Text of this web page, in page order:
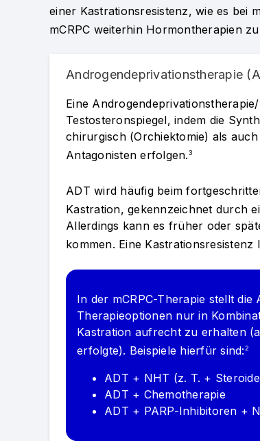
einer Kastrationsresistenz, wie es bei
mCRPC weiterhin Hormontherapien
Androgendeprivationstherapie
Eine
Testosteronspiegel, indem die
chirurgisch (Orchiektomie) als
Antagonisten erfolgen.3
ADT wird häufig beim
Kastration, gekennzeichnet durch
Allerdings kann es früher oder
kommen. Eine Kastrationsresistenz
In der mCRPC-Therapie stellt
Therapieoptionen nur in
Kastration aufrecht zu erhalten
erfolgte). Beispiele hierfür sind:2
ADT + NHT (z. T. +
ADT + Chemotherapie
ADT + PARP-Inhibitoren +